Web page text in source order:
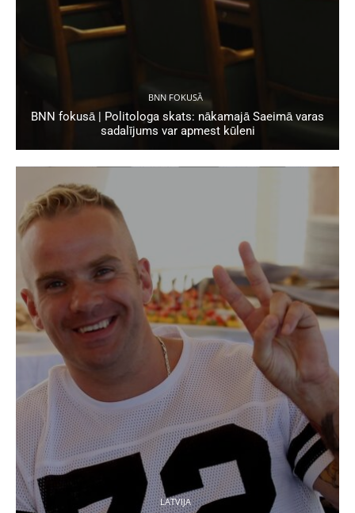
BNN FOKUSĀ
BNN fokusā | Politologa skats: nākamajā Saeimā varas
sadalījums var apmest kūleni
LATVIJA